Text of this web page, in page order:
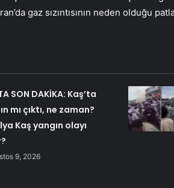
gaz sızıntısının neden olduğu
SON DAKİKA: Kaş’ta
mı çıktı, ne zaman?
Kaş yangın olayı
9, 2026